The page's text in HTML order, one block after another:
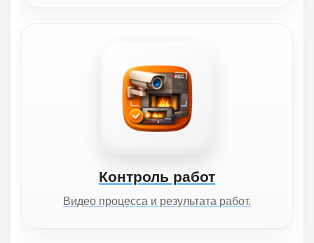
Контроль работ
Видео процесса и результата работ.